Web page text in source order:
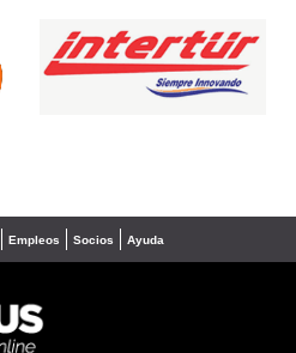
❯
Empleos Socios Ayuda